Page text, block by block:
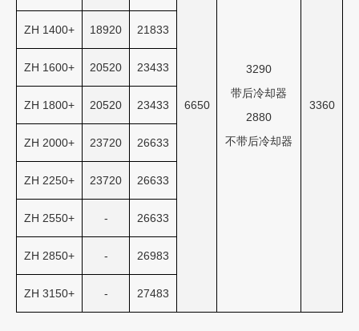
6650
3290
带后冷却器
2880
不带后冷却器
3360
ZH 1400+ 18920 21833
ZH 1600+ 20520 23433
ZH 1800+ 20520 23433
ZH 2000+ 23720 26633
ZH 2250+ 23720 26633
ZH 2550+ - 26633
ZH 2850+ - 26983
ZH 3150+ - 27483